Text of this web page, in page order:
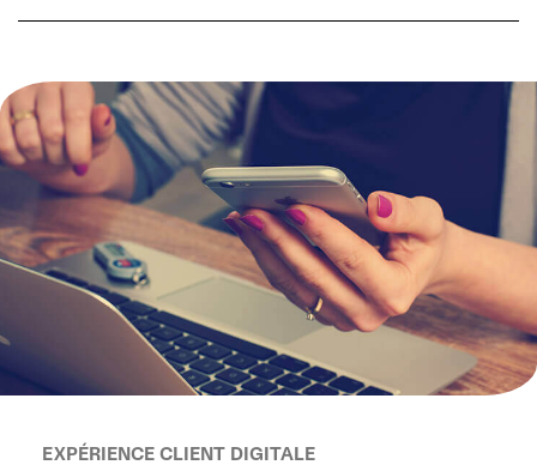
EXPÉRIENCE CLIENT DIGITALE